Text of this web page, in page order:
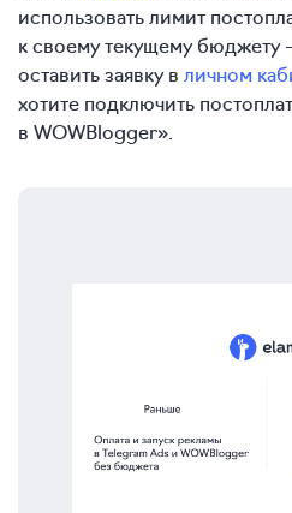
использовать лимит
к своему текущему бюджету
оставить заявку в личном
хотите подключить
в WOWBlogger».